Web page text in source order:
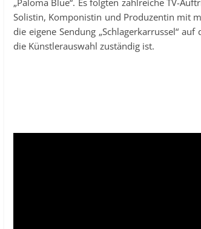
„Paloma Blue“. Es folgten zahlreiche TV-
Solistin, Komponistin und Produzentin mit
die eigene Sendung „Schlagerkarrussel“
die Künstlerauswahl zuständig ist.